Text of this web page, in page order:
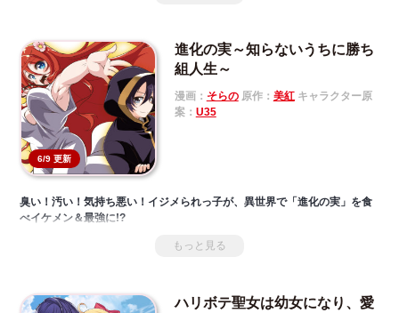
6/9 更新
進化の実～知らないうちに勝ち
組人生～
漫画： そらの原作： 美紅キャラクター原
案： U35
臭い！汚い！気持ち悪い！イジメられっ子が、異世界で「進化の実」を食
べイケメン＆最強に!?
もっと見る
ハリボテ聖女は幼女になり、愛